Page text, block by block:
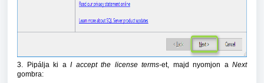
3. Pipálja ki a I accept the license terms-et, majd nyomjon a Next
gombra: